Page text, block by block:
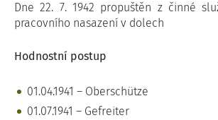
Dne 22. 7. 1942 propuštěn z činné
pracovního nasazení v dolech
Hodnostní postup
01.04.1941 – Oberschütze
01.07.1941 – Gefreiter